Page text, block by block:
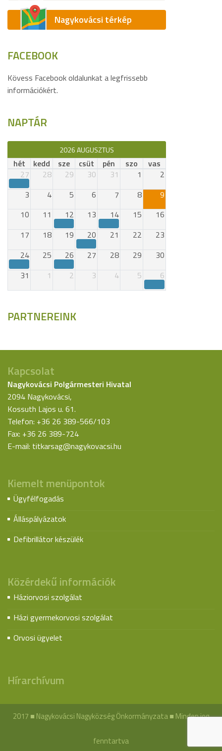
Nagykovácsi térkép
FACEBOOK
Kövess Facebook oldalunkat a legfrissebb
információkért.
NAPTÁR
2026 AUGUSZTUS
hét kedd sze csüt pén szo
vas
27
28 29 30 31 1
2
3
4 5 6 7 8
9
10
11 12 13 14 15
16
17
18 19 20 21 22
23
24
25 26 27 28 29
30
31
1 2 3 4 5 6
PARTNEREINK
Kapcsolat
Nagykovácsi Polgármesteri Hivatal
2094 Nagykovácsi,
Kossuth Lajos u. 61.
Telefon: +36 26 389-566/103
Fax: +36 26 389-724
E-mail: titkarsag@nagykovacsi.hu
Kiemelt menüpontok
Ügyfélfogadás
Álláspályázatok
Defibrillátor készülék
Közérdekű információk
Háziorvosi szolgálat
Házi gyermekorvosi szolgálat
Orvosi ügyelet
Hírarchívum
2017 ■ Nagykovácsi Nagyközség Önkormányzata ■ Minden jog
fenntartva